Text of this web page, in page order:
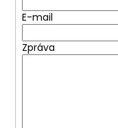
E-mail
Zpráva
STOLOVÁ
DESKA